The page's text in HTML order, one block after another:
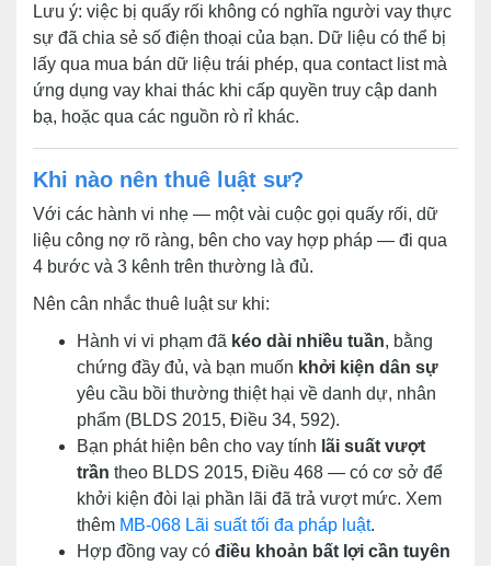
Lưu ý: việc bị quấy rối không có nghĩa người vay thực
sự đã chia sẻ số điện thoại của bạn. Dữ liệu có thể bị
lấy qua mua bán dữ liệu trái phép, qua contact list mà
ứng dụng vay khai thác khi cấp quyền truy cập danh
bạ, hoặc qua các nguồn rò rỉ khác.
Khi nào nên thuê luật sư?
Với các hành vi nhẹ — một vài cuộc gọi quấy rối, dữ
liệu công nợ rõ ràng, bên cho vay hợp pháp — đi qua
4 bước và 3 kênh trên thường là đủ.
Nên cân nhắc thuê luật sư khi:
Hành vi vi phạm đã kéo dài nhiều tuần, bằng
chứng đầy đủ, và bạn muốn khởi kiện dân sự
yêu cầu bồi thường thiệt hại về danh dự, nhân
phẩm (BLDS 2015, Điều 34, 592).
Bạn phát hiện bên cho vay tính lãi suất vượt
trần theo BLDS 2015, Điều 468 — có cơ sở để
khởi kiện đòi lại phần lãi đã trả vượt mức. Xem
thêm MB-068 Lãi suất tối đa pháp luật.
Hợp đồng vay có điều khoản bất lợi cần tuyên